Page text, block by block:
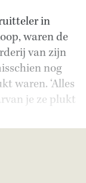
in
waren de
van zijn
nog
waren. ‘Alles
je ze plukt